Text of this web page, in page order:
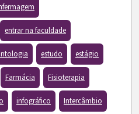
entrar na faculdade
estudo estágio
Farmácia Fisioterapia
infográfico Intercâmbio